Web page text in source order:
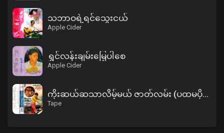
သဘာဝရဲ့ရင်သွေးငယ်
Apple Cider
ရွှင်လန်းချမ်းမြေ့ပါစေ
Apple Cider
ကိုးဆယ်ဆသာလိမ့်မယ် ဇာတ်လမ်း (ပထမပိုင်း)
Tape